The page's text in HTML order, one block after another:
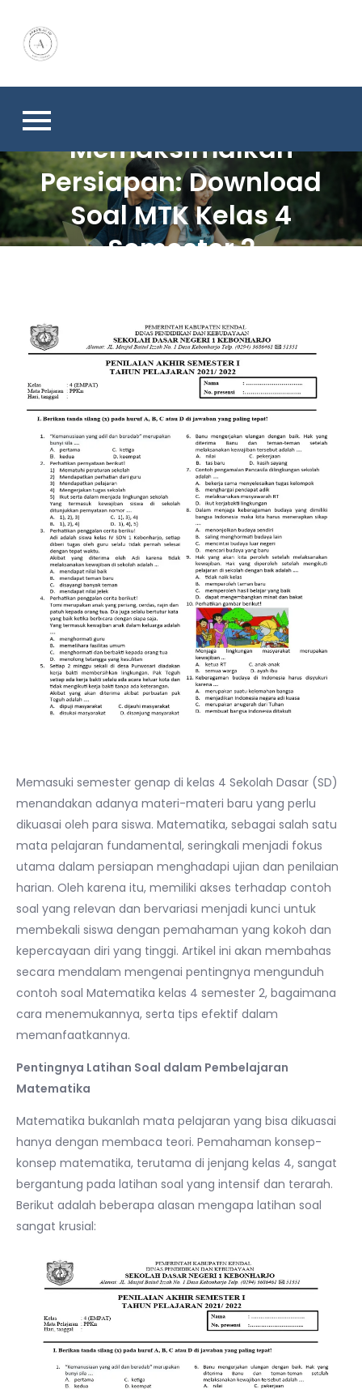
content
Memaksimalkan
Persiapan: Download
Soal MTK Kelas 4
Semester 2
Memasuki semester genap di kelas 4 Sekolah Dasar (SD)
menandakan adanya materi-materi baru yang perlu
dikuasai oleh para siswa. Matematika, sebagai salah satu
mata pelajaran fundamental, seringkali menjadi fokus
utama dalam persiapan menghadapi ujian dan penilaian
harian. Oleh karena itu, memiliki akses terhadap contoh
soal yang relevan dan bervariasi menjadi kunci untuk
membekali siswa dengan pemahaman yang kokoh dan
kepercayaan diri yang tinggi. Artikel ini akan membahas
secara mendalam mengenai pentingnya mengunduh
contoh soal Matematika kelas 4 semester 2, bagaimana
cara menemukannya, serta tips efektif dalam
memanfaatkannya.
Pentingnya Latihan Soal dalam Pembelajaran
Matematika
Matematika bukanlah mata pelajaran yang bisa dikuasai
hanya dengan membaca teori. Pemahaman konsep-
konsep matematika, terutama di jenjang kelas 4, sangat
bergantung pada latihan soal yang intensif dan terarah.
Berikut adalah beberapa alasan mengapa latihan soal
sangat krusial: